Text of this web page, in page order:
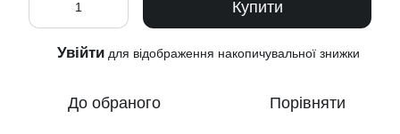
Купити
Увійти для відображення накопичувальної знижки
До обраного Порівняти